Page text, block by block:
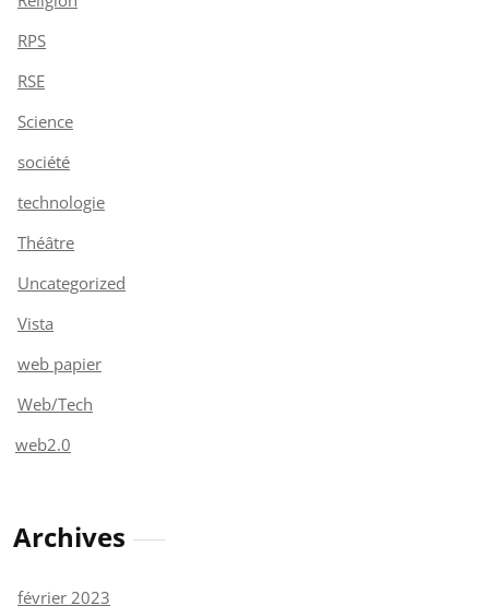
RPS
RSE
Science
société
technologie
Théâtre
Uncategorized
Vista
web papier
Web/Tech
web2.0
Archives
février 2023